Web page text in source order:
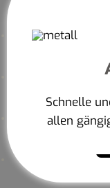
Schnelle
allen